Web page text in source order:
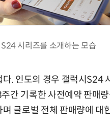
시리즈를 소개하는 모습
. 인도의 경우 갤럭시S24
간 기록한 사전예약 판매량
글로벌 전체 판매량에 대